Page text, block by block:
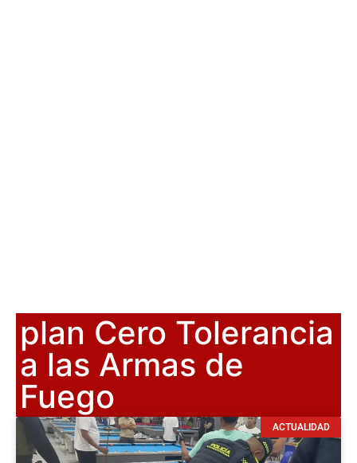
plan Cero Tolerancia
a las Armas de
Fuego
ACTUALIDAD